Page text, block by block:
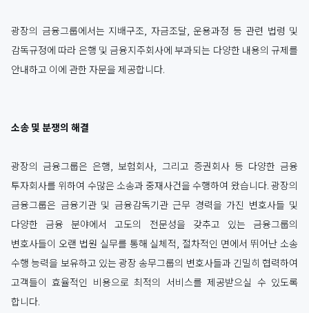
광장의 금융그룹에서는 지배구조, 자금조달, 운용과정 등 관련 법령 및
감독규정에 따라 은행 및 금융지주회사에 부과되는 다양한 내용의 규제를
안내하고 이에 관한 자문을 제공합니다.
소송 및 분쟁의 해결
광장의 금융그룹은 은행, 보험회사, 그리고 증권회사 등 다양한 금융
투자회사를 위하여 수많은 소송과 중재사건을 수행하여 왔습니다. 광장의
금융그룹은 금융기관 및 금융감독기관 근무 경력을 가진 변호사들 및
다양한 금융 분야에서 고도의 전문성을 갖추고 있는 금융그룹의
변호사들이 오랜 법원 실무를 통해 실체적, 절차적인 면에서 뛰어난 소송
수행 능력을 보유하고 있는 광장 송무그룹의 변호사들과 긴밀히 협력하여
고객들이 효율적인 비용으로 최적의 서비스를 제공받으실 수 있도록
합니다.